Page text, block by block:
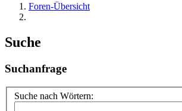
Foren-Übersicht
Suche
Suchanfrage
Suche nach Wörtern: